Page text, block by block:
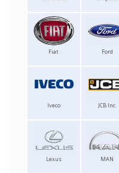
Fiat Ford
Iveco JCB Inc.
Lexus MAN